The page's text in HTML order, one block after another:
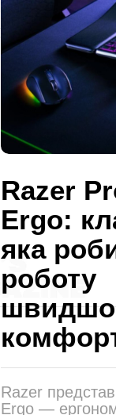
Razer
Ergo:
яка
роботу
Razer
Ergo —